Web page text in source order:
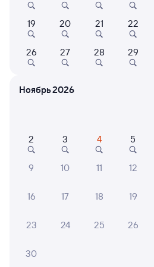
Выбор любимых мест на
Подробные ответы на
СМС-сопровождение до
Оформление без
Частые вопросы
Что нужно, чтобы сесть в поезд?
Что делать, если ошибся при
19 20 21 22
26 27 28 29
Ноябрь 2026
2 3 4 5
9 10 11 12
16 17 18 19
23 24 25 26
30